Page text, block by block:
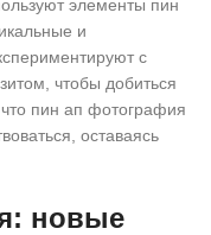
элементы пин
и
с
чтобы добиться
пин ап фотография
оставаясь
новые